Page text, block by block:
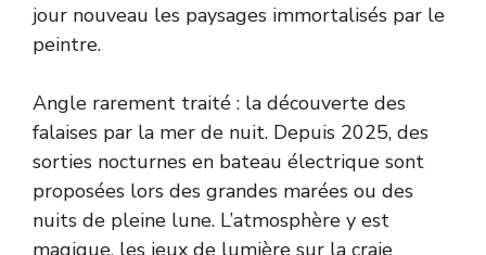
jour nouveau les paysages immortalisés par le
peintre.
Angle rarement traité : la découverte des
falaises par la mer de nuit. Depuis 2025, des
sorties nocturnes en bateau électrique sont
proposées lors des grandes marées ou des
nuits de pleine lune. L’atmosphère y est
magique, les jeux de lumière sur la craie